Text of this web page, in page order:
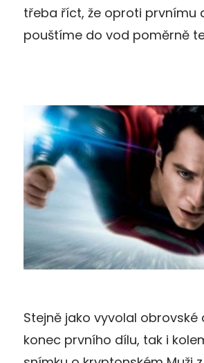
třeba říct, že oproti prvnímu
pouštíme do vod poměrně
Stejně jako vyvolal obrovské
konec prvního dílu, tak i